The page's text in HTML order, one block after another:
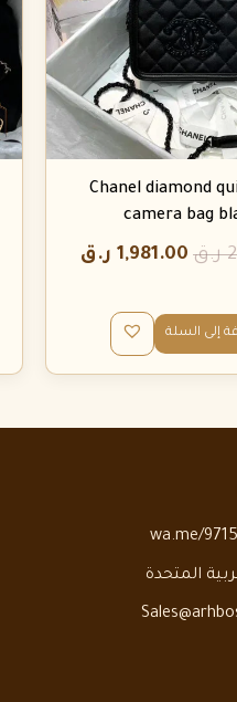
Chanel diamond
camera bag
ر.ق 1,981.00 ر.ق
إلى السلة
المتحدة